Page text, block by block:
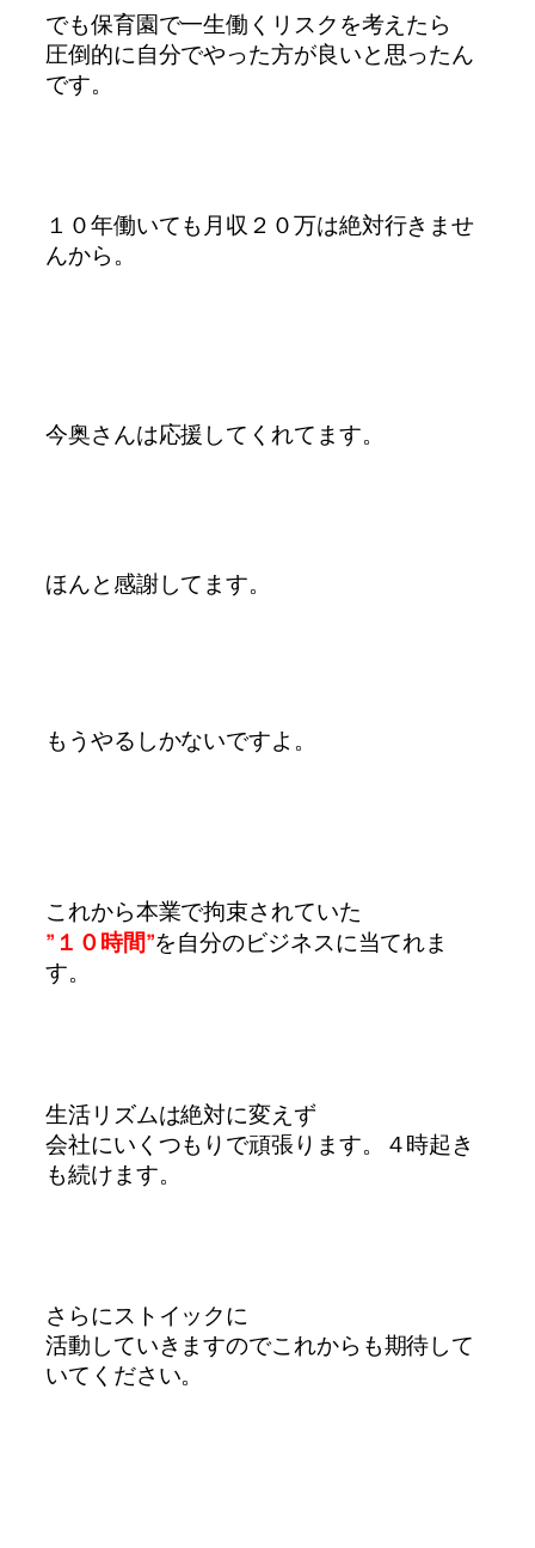
でも保育園で一生働くリスクを考えたら
圧倒的に自分でやった方が良いと思ったん
です。
１０年働いても月収２０万は絶対行きませ
んから。
今奥さんは応援してくれてます。
ほんと感謝してます。
もうやるしかないですよ。
これから本業で拘束されていた
”１０時間”を自分のビジネスに当てれま
す。
生活リズムは絶対に変えず
会社にいくつもりで頑張ります。
４時起き
も続けます。
さらにストイックに
活動していきますのでこれからも期待して
いてください。